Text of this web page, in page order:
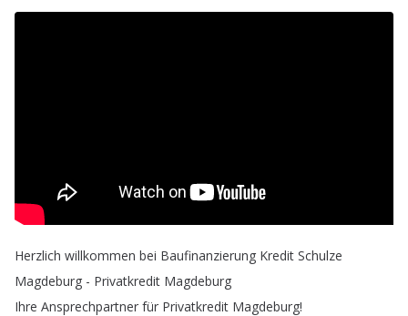
Herzlich willkommen bei Baufinanzierung Kredit Schulze
Magdeburg - Privatkredit Magdeburg
Ihre Ansprechpartner für Privatkredit Magdeburg!